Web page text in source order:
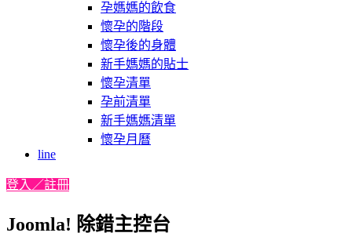
孕媽媽的飲食
懷孕的階段
懷孕後的身體
新手媽媽的貼士
懷孕清單
孕前清單
新手媽媽清單
懷孕月曆
line
登入／註冊
Joomla! 除錯主控台